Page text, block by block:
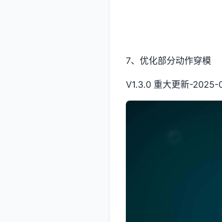
7、优化部分动作穿模
V1.3.0 重大更新-2025-